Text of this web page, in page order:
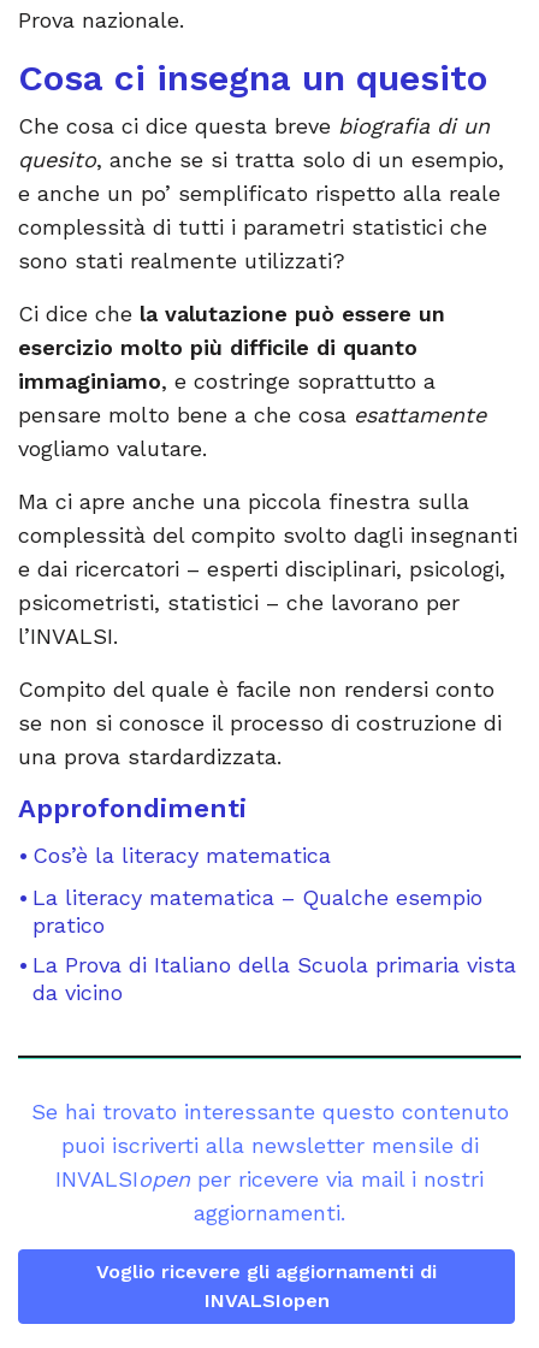
Prova nazionale.
Cosa ci insegna un quesito
Che cosa ci dice questa breve biografia di un
quesito, anche se si tratta solo di un esempio,
e anche un po’ semplificato rispetto alla reale
complessità di tutti i parametri statistici che
sono stati realmente utilizzati?
Ci dice che la valutazione può essere un
esercizio molto più difficile di quanto
immaginiamo, e costringe soprattutto a
pensare molto bene a che cosa esattamente
vogliamo valutare.
Ma ci apre anche una piccola finestra sulla
complessità del compito svolto dagli insegnanti
e dai ricercatori – esperti disciplinari, psicologi,
psicometristi, statistici – che lavorano per
l’INVALSI.
Compito del quale è facile non rendersi conto
se non si conosce il processo di costruzione di
una prova stardardizzata.
Approfondimenti
Cos’è la literacy matematica
La literacy matematica – Qualche esempio
pratico
La Prova di Italiano della Scuola primaria vista
da vicino
Se hai trovato interessante questo contenuto
puoi iscriverti alla newsletter mensile di
INVALSIopen per ricevere via mail i nostri
aggiornamenti.
Voglio ricevere gli aggiornamenti di
INVALSIopen